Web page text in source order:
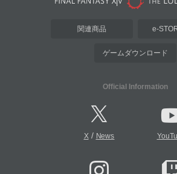
関連商品 e-
ゲームダウンロード
Official Information
X/ News